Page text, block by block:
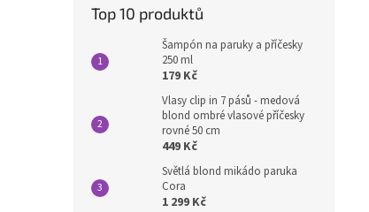
Top 10 produktů
Šampón na paruky a příčesky
250 ml
179 Kč
Vlasy clip in 7 pásů - medová
blond ombré vlasové příčesky
rovné 50 cm
449 Kč
Světlá blond mikádo paruka
Cora
1 299 Kč